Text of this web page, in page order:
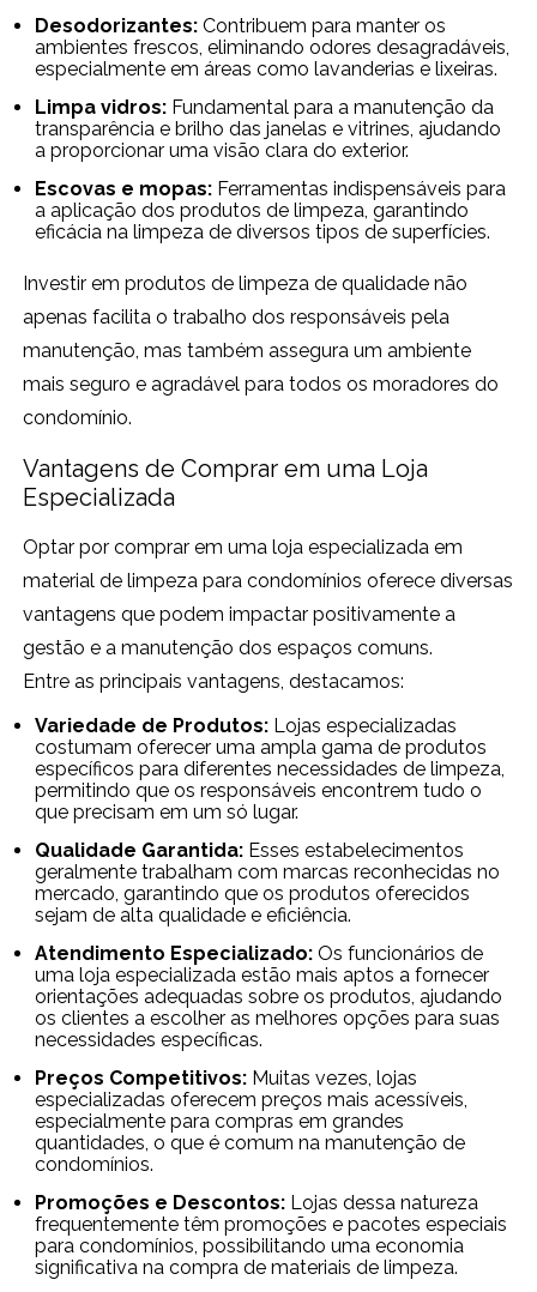
Desodorizantes: Contribuem para manter os
ambientes frescos, eliminando odores desagradáveis,
especialmente em áreas como lavanderias e lixeiras.
Limpa vidros: Fundamental para a manutenção da
transparência e brilho das janelas e vitrines, ajudando
a proporcionar uma visão clara do exterior.
Escovas e mopas: Ferramentas indispensáveis para
a aplicação dos produtos de limpeza, garantindo
eficácia na limpeza de diversos tipos de superfícies.
Investir em produtos de limpeza de qualidade não
apenas facilita o trabalho dos responsáveis pela
manutenção, mas também assegura um ambiente
mais seguro e agradável para todos os moradores do
condomínio.
Vantagens de Comprar em uma Loja
Especializada
Optar por comprar em uma loja especializada em
material de limpeza para condomínios oferece diversas
vantagens que podem impactar positivamente a
gestão e a manutenção dos espaços comuns.
Entre as principais vantagens, destacamos:
Variedade de Produtos: Lojas especializadas
costumam oferecer uma ampla gama de produtos
específicos para diferentes necessidades de limpeza,
permitindo que os responsáveis encontrem tudo o
que precisam em um só lugar.
Qualidade Garantida: Esses estabelecimentos
geralmente trabalham com marcas reconhecidas no
mercado, garantindo que os produtos oferecidos
sejam de alta qualidade e eficiência.
Atendimento Especializado: Os funcionários de
uma loja especializada estão mais aptos a fornecer
orientações adequadas sobre os produtos, ajudando
os clientes a escolher as melhores opções para suas
necessidades específicas.
Preços Competitivos: Muitas vezes, lojas
especializadas oferecem preços mais acessíveis,
especialmente para compras em grandes
quantidades, o que é comum na manutenção de
condomínios.
Promoções e Descontos: Lojas dessa natureza
frequentemente têm promoções e pacotes especiais
para condomínios, possibilitando uma economia
significativa na compra de materiais de limpeza.